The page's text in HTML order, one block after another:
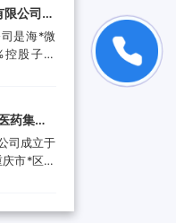
为一家提
、
件进行研
研发能
...
公司遇
数据安
？
是海*微
控股子公
及测试分
集成电路
发及技术
可靠性验
药集团
作，探
展新路
司成立于
市*区医
开发（集